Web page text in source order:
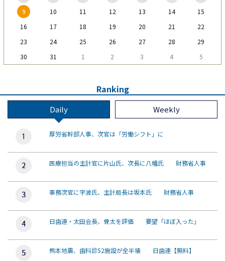
9
10 11 12 13 14
15
16
17 18 19 20 21
22
23
24 25 26 27 28
29
30
31 1 2 3 4 5
Ranking
Daily Weekly
厚労省幹部人事、次官は「労働シフト」に
医療担当の主計官に片山氏、次長に八幡氏 財務省人事
事務次官に宇波氏、主計局長は坂本氏 財務省人事
日歯連・太田会長、骨太を評価 要望「ほぼ入った」
熊本地震、歯科診52施設が全半壊 日歯連【無料】